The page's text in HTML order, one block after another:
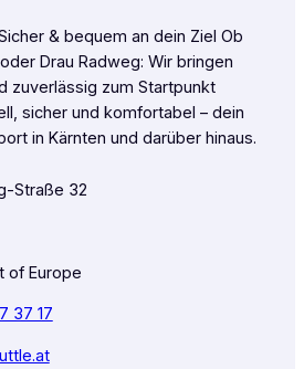
& bequem an dein Ziel Ob
Drau Radweg: Wir bringen
zuverlässig zum Startpunkt
sicher und komfortabel – dein
in Kärnten und darüber hinaus.
Straße 32
of Europe
37 17